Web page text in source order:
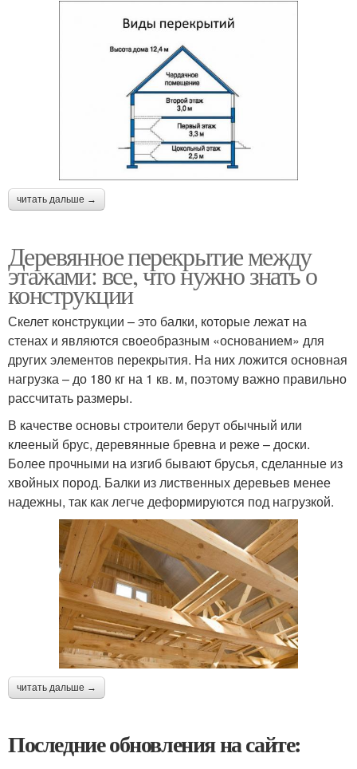
читать дальше →
Деревянное перекрытие между
этажами: все, что нужно знать о
конструкции
Скелет конструкции – это балки, которые лежат на
стенах и являются своеобразным «основанием» для
других элементов перекрытия. На них ложится основная
нагрузка – до 180 кг на 1 кв. м, поэтому важно правильно
рассчитать размеры.
В качестве основы строители берут обычный или
клееный брус, деревянные бревна и реже – доски.
Более прочными на изгиб бывают брусья, сделанные из
хвойных пород. Балки из лиственных деревьев менее
надежны, так как легче деформируются под нагрузкой.
читать дальше →
Последние обновления на сайте: